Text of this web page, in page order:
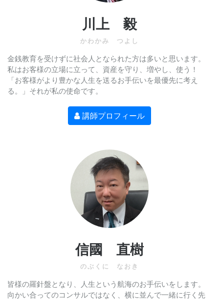
川上 毅
かわかみ つよし
金銭教育を受けずに社会人となられた方は多いと思います。
私はお客様の立場に立って、資産を守り、増やし、使う！
「お客様がより豊かな人生を送るお手伝いを最優先に考え
る。」それが私の使命です。
講師プロフィール
信國 直樹
のぶくに なおき
皆様の羅針盤となり、人生という航海のお手伝いをします。
向かい合ってのコンサルではなく、横に並んで一緒に行く先